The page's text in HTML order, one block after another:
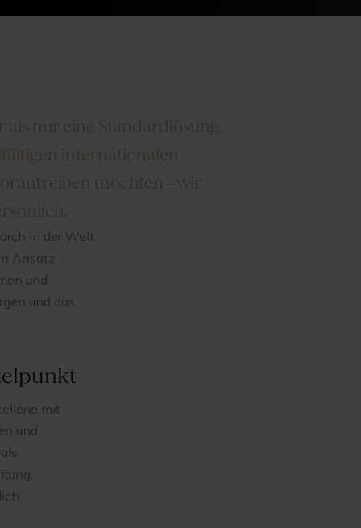
nur eine Standardlösung.
internationalen
möchten – wir
in der Welt
Ansatz
und
und das
mit
und